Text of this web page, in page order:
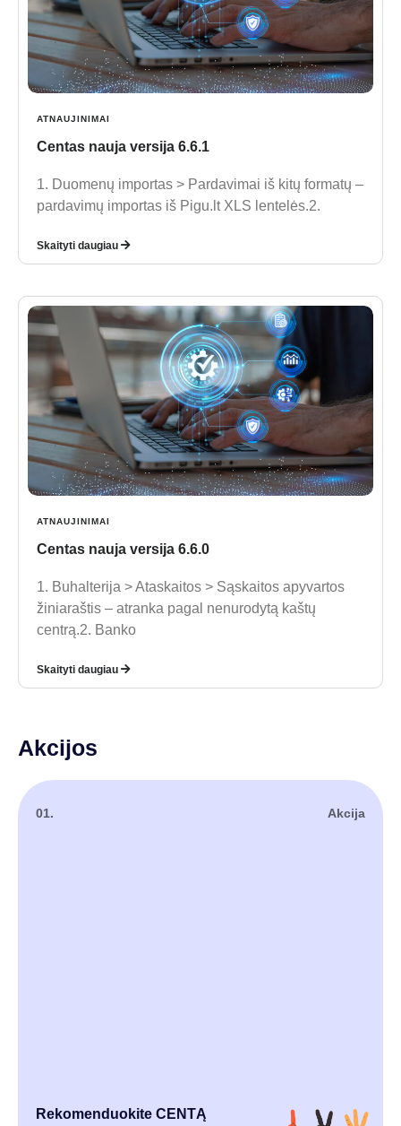
ATNAUJINIMAI
Centas nauja versija 6.6.1
1. Duomenų importas > Pardavimai iš kitų formatų –
pardavimų importas iš Pigu.lt XLS lentelės.2.
Skaityti daugiau
ATNAUJINIMAI
Centas nauja versija 6.6.0
1. Buhalterija > Ataskaitos > Sąskaitos apyvartos
žiniaraštis – atranka pagal nenurodytą kaštų
centrą.2. Banko
Skaityti daugiau
Akcijos
01. Akcija
Rekomenduokite CENTĄ